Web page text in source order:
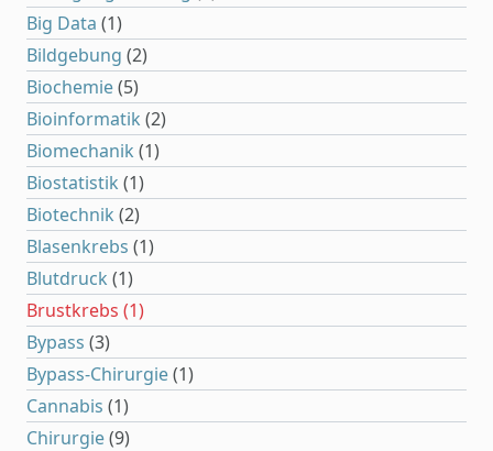
Big Data (1)
Bildgebung (2)
Biochemie(5)
Bioinformatik (2)
Biomechanik (1)
Biostatistik (1)
Biotechnik (2)
Blasenkrebs (1)
Blutdruck (1)
Brustkrebs (1)
Bypass (3)
Bypass-Chirurgie(1)
Cannabis (1)
Chirurgie(9)